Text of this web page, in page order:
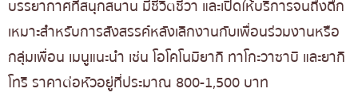
บรรยากาศที่สนุกสนาน มีชีวิตชีวา และเปิดให้บริการจนถึงดึก
เหมาะสำหรับการสังสรรค์หลังเลิกงานกับเพื่อนร่วมงานหรือ
กลุ่มเพื่อน เมนูแนะนำ เช่น โอโคโนมิยากิ ทาโกะวาซาบิ และยากิ
โทริ ราคาต่อหัวอยู่ที่ประมาณ 800-1,500 บาท